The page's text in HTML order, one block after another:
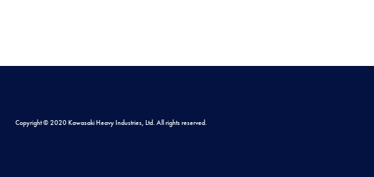
Copyright © 2020 Kawasaki Heavy Industries, Ltd. All rights reserved.